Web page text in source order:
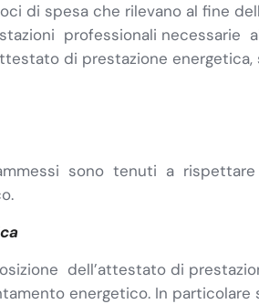
di spesa che rilevano al fine
professionali necessarie
di prestazione energetica,
sono tenuti a rispettare
dell’attestato di
energetico. In